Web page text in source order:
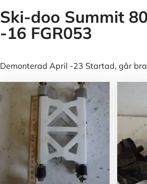
Ski-doo Summit
-16 FGR053
Demonterad April -23 Startad, går